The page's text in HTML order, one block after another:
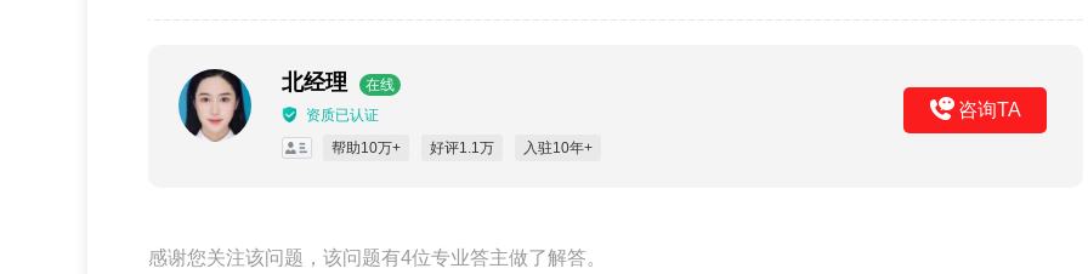
北经理
在线
资质已认证
帮助10万+
好评1.1万 入驻10年+
咨询TA
感谢您关注该问题，该问题有4位专业答主做了解答。